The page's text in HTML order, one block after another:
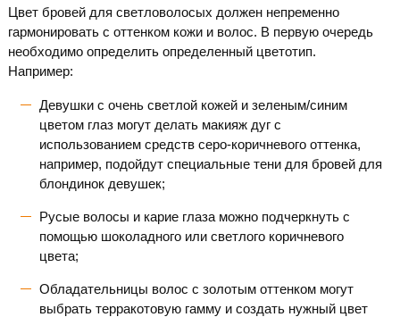
Цвет бровей для светловолосых должен непременно
гармонировать с оттенком кожи и волос. В первую очередь
необходимо определить определенный цветотип.
Например:
Девушки с очень светлой кожей и зеленым/синим
цветом глаз могут делать макияж дуг с
использованием средств серо-коричневого оттенка,
например, подойдут специальные тени для бровей для
блондинок девушек;
Русые волосы и карие глаза можно подчеркнуть с
помощью шоколадного или светлого коричневого
цвета;
Обладательницы волос с золотым оттенком могут
выбрать терракотовую гамму и создать нужный цвет